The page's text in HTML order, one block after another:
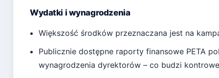
Wydatki i wynagrodzenia
Większość środków przeznaczana jest na
Publicznie dostępne raporty finansowe PETA
wynagrodzenia dyrektorów – co budzi